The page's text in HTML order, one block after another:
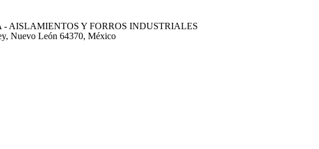
- AISLAMIENTOS Y FORROS INDUSTRIALES
Nuevo León 64370, México